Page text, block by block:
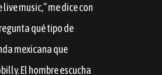
music,” me dice con
qué tipo de
mexicana que
El hombre escucha